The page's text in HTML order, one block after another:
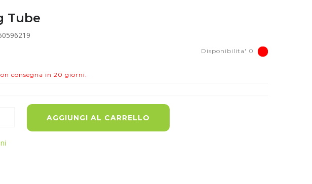
Tube
Disponibilita' 0
consegna in 20 giorni.
AGGIUNGI AL CARRELLO